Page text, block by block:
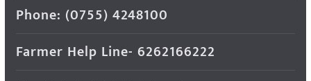
Phone: (0755) 4248100
Farmer Help Line- 6262166222